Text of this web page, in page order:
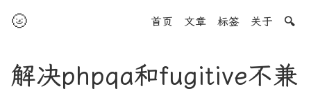
🌝 首页 文章 标签 关于 🔍
解决phpqa和fugitive不兼